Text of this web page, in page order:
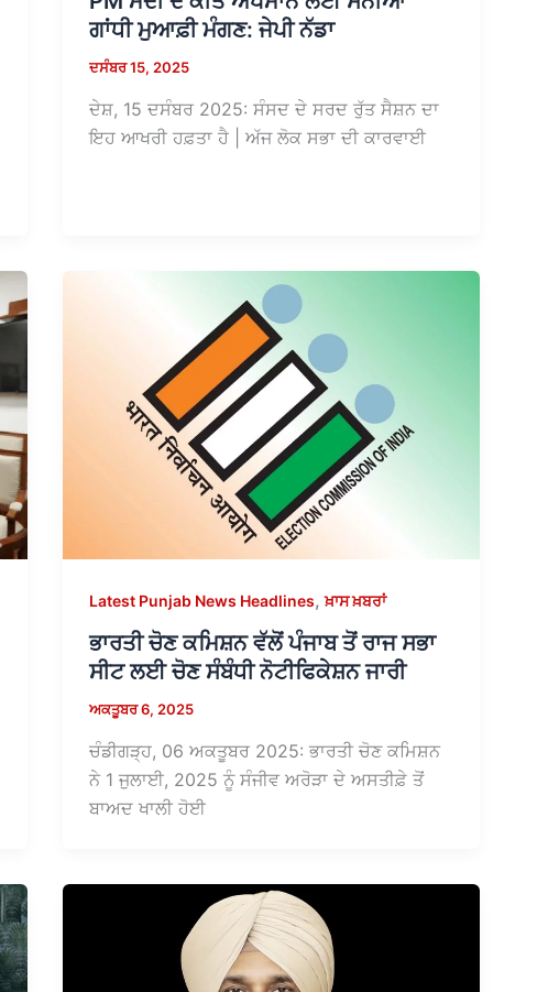
ਗਾਂਧੀ ਮੁਆਫ਼ੀ ਮੰਗਣ: ਜੇਪੀ ਨੱਡਾ
ਦਸੰਬਰ 15, 2025
ਦੇਸ਼, 15 ਦਸੰਬਰ 2025: ਸੰਸਦ ਦੇ ਸਰਦ ਰੁੱਤ ਸੈਸ਼ਨ ਦਾ
ਇਹ ਆਖਰੀ ਹਫ਼ਤਾ ਹੈ | ਅੱਜ ਲੋਕ ਸਭਾ ਦੀ ਕਾਰਵਾਈ
Latest Punjab News Headlines,ਖ਼ਾਸ ਖ਼ਬਰਾਂ
ਭਾਰਤੀ ਚੋਣ ਕਮਿਸ਼ਨ ਵੱਲੋਂ ਪੰਜਾਬ ਤੋਂ ਰਾਜ ਸਭਾ
ਸੀਟ ਲਈ ਚੋਣ ਸੰਬੰਧੀ ਨੋਟੀਫਿਕੇਸ਼ਨ ਜਾਰੀ
ਅਕਤੂਬਰ 6, 2025
ਚੰਡੀਗੜ੍ਹ, 06 ਅਕਤੂਬਰ 2025: ਭਾਰਤੀ ਚੋਣ ਕਮਿਸ਼ਨ
ਨੇ 1 ਜੁਲਾਈ, 2025 ਨੂੰ ਸੰਜੀਵ ਅਰੋੜਾ ਦੇ ਅਸਤੀਫ਼ੇ ਤੋਂ
ਬਾਅਦ ਖਾਲੀ ਹੋਈ